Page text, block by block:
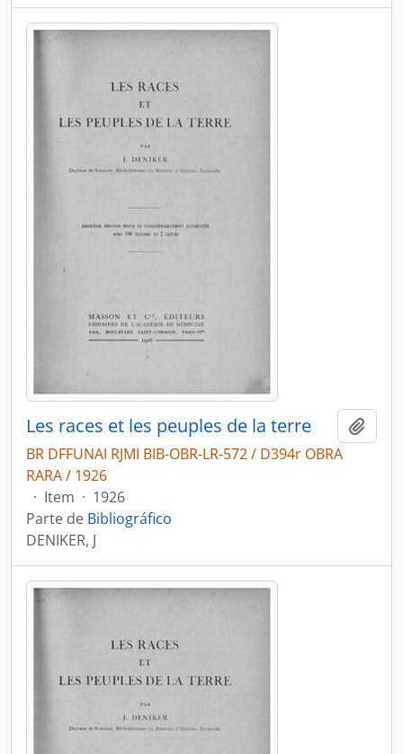
Les races et les peuples de la terre
BR DFFUNAI RJMI BIB-OBR-LR-572 / D394r OBRA
RARA / 1926
· Item · 1926
Parte de Bibliográfico
DENIKER, J